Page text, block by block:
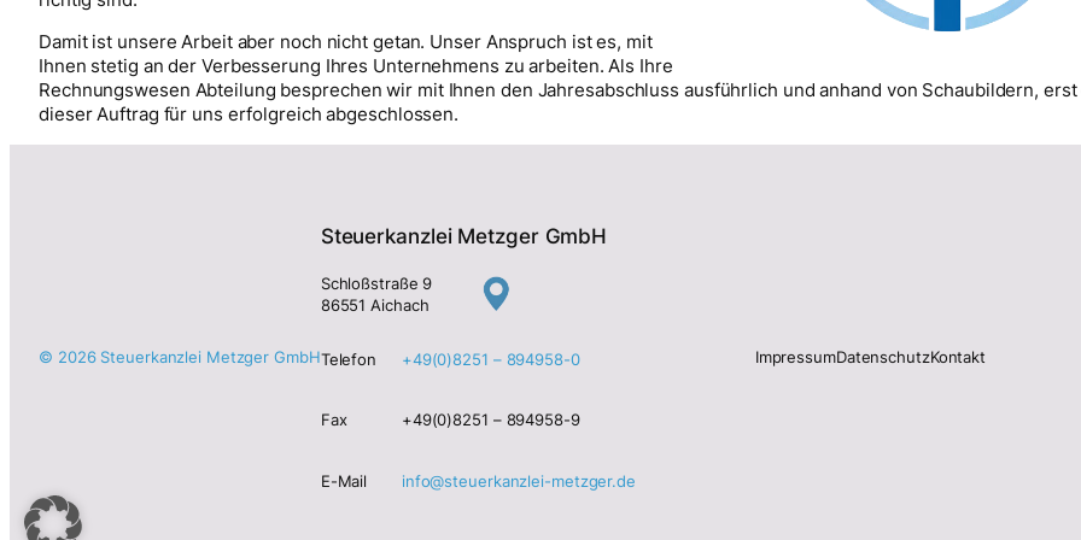
Damit ist unsere Arbeit aber noch nicht getan. Unser Anspruch ist es, mit
Ihnen stetig an der Verbesserung Ihres Unternehmens zu arbeiten. Als Ihre
Rechnungswesen Abteilung besprechen wir mit Ihnen den Jahresabschluss ausführlich und anhand von Schaubildern,
dieser Auftrag für uns erfolgreich abgeschlossen.
© 2026 Steuerkanzlei Metzger GmbH
Steuerkanzlei Metzger GmbH
Schloßstraße 9
86551 Aichach
Telefon +49(0)8251 – 894958-0
Fax +49(0)8251 – 894958-9
E-Mail info@steuerkanzlei-metzger.de
ImpressumDatenschutzKontakt